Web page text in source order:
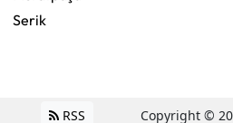
Serik
RSS Copyright ©